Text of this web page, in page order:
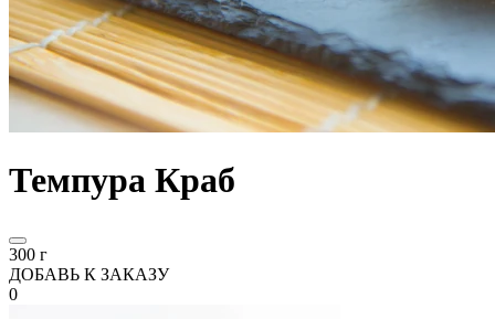
Темпура Краб
300 г
ДОБАВЬ К ЗАКАЗУ
0